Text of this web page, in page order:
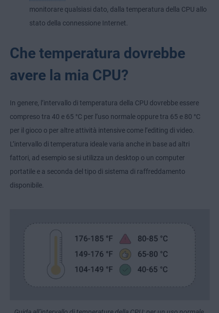
monitorare qualsiasi dato, dalla temperatura della CPU allo
stato della connessione Internet.
Che temperatura dovrebbe
avere la mia CPU?
In genere, l’intervallo di temperatura della CPU dovrebbe essere
compreso tra 40 e 65 °C per l’uso normale oppure tra 65 e 80 °C
per il gioco o per altre attività intensive come l’editing di video.
L’intervallo di temperatura ideale varia anche in base ad altri
fattori, ad esempio se si utilizza un desktop o un computer
portatile e a seconda del tipo di sistema di raffreddamento
disponibile.